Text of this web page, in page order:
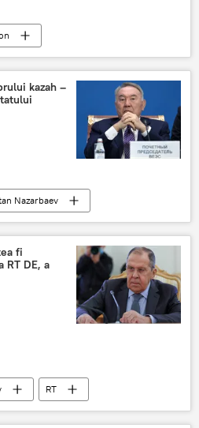
Pavelescu
kazah –
Nazarbaev
fi
RT DE, a
RT